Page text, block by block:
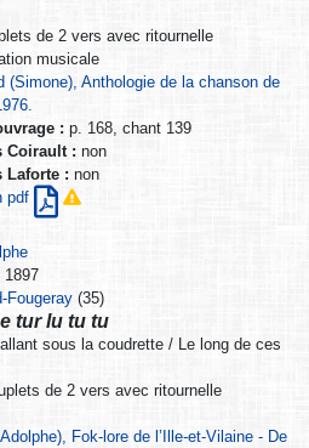
de 2 vers avec ritournelle
musicale
(Simone), Anthologie de la chanson de
: p. 168, chant 139
Coirault : non
Laforte : non
pdf
1897
Fougeray (35)
tur lu tu tu
allant sous la coudrette / Le long de ces
de 2 vers avec ritournelle
Fok-lore de l’Ille-et-Vilaine - De